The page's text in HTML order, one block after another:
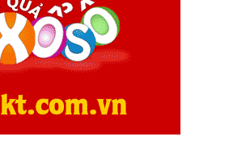
tuổi (ngày 30 tháng 6).
Smith (18-9) trong lịch
ngày 13 tháng 9 trên đồng bằng